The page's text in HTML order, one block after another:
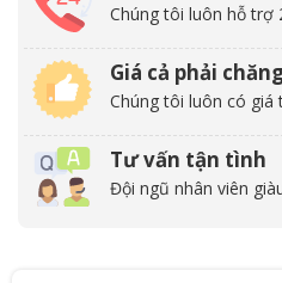
Chúng tôi luôn hỗ trợ
Giá cả phải
Chúng tôi luôn có giá
Tư vấn tận tình
Đội ngũ nhân viên